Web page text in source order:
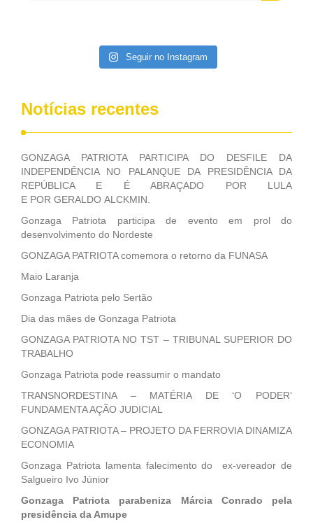
Seguir no Instagram
Notícias recentes
GONZAGA PATRIOTA PARTICIPA DO DESFILE DA
INDEPENDÊNCIA NO PALANQUE DA PRESIDÊNCIA DA
REPÚBLICA E É ABRAÇADO POR LULA
E POR GERALDO ALCKMIN.
Gonzaga Patriota participa de evento em prol do
desenvolvimento do Nordeste
GONZAGA PATRIOTA comemora o retorno da FUNASA
Maio Laranja
Gonzaga Patriota pelo Sertão
Dia das mães de Gonzaga Patriota
GONZAGA PATRIOTA NO TST – TRIBUNAL SUPERIOR DO
TRABALHO
Gonzaga Patriota pode reassumir o mandato
TRANSNORDESTINA – MATÉRIA DE ‘O PODER’
FUNDAMENTA AÇÃO JUDICIAL
GONZAGA PATRIOTA – PROJETO DA FERROVIA DINAMIZA
ECONOMIA
Gonzaga Patriota lamenta falecimento do ex-vereador de
Salgueiro Ivo Júnior
Gonzaga Patriota parabeniza Márcia Conrado pela
presidência da Amupe